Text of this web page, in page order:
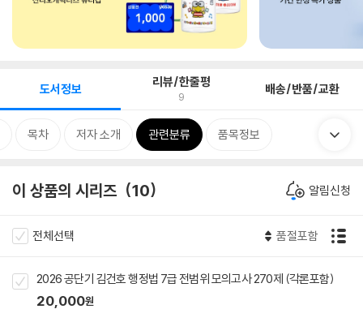
도서정보 리뷰/한줄평
9 배송/반품/교환
목차 저자 소개 관련분류 품목정보
이 상품의 시리즈 10 알림신청
전체선택 품절포함
2026 공단기 김건호 행정법 7급 전범위 모의고사 270제 (각론포함)
20,000원